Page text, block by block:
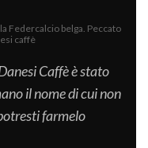
Federcalcio belga. Peccato
caffè
Caffè è stato
il nome di cui non
farmelo